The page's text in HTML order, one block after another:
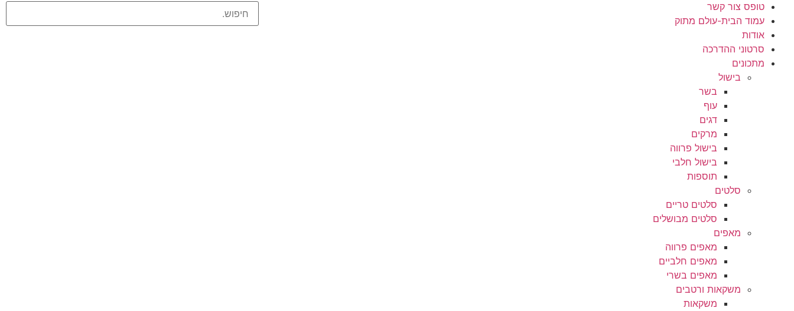
טופס צור קשר
עמוד הבית-עולם מתוק
אודות
סרטוני ההדרכה
מתכונים
בישול
בשר
עוף
דגים
מרקים
בישול פרווה
בישול חלבי
תוספות
סלטים
סלטים טריים
סלטים מבושלים
מאפים
מאפים פרווה
מאפים חלביים
מאפים בשרי
משקאות ורטבים
משקאות